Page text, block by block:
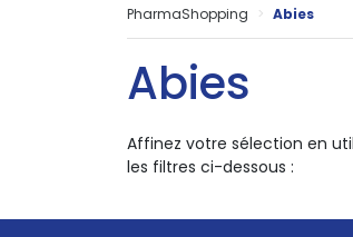
PharmaShopping Abies
Abies
Affinez votre sélection en
les filtres ci-dessous :